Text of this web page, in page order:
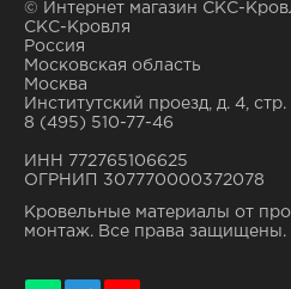
© Интернет магазин СКС-
СКС-Кровля
Россия
Московская область
Москва
Институтский проезд, д. 4, стр.
8 (495) 510-77-46
ИНН 772765106625
ОГРНИП 307770000372078
Кровельные материалы от
монтаж. Все права защищены.